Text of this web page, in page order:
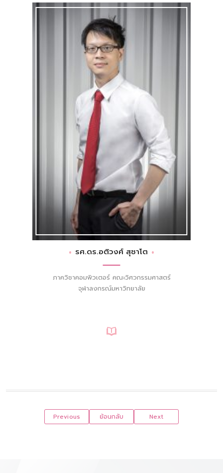
รศ.ดร.อติวงศ์ สุชาโต
ภาควิชาคอมพิวเตอร์ คณะวิศวกรรมศาสตร์
จุฬาลงกรณ์มหาวิทยาลัย
Previous ย้อนกลับ Next